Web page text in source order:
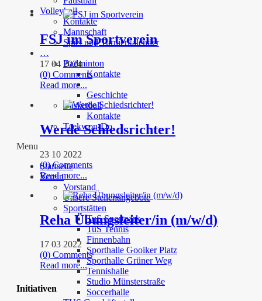
Volleyball
Kontakte
Mannschaft
Spiel und Turnierkalender
…
Badminton
Kontakte
Geschichte
Basketball
Kontakte
Taekwon-Do
Menu
Startseite
Verein
Vorstand
Unsere Stellenangebote
Sportstätten
TuS Sportpark
TuS Tennis
Finnenbahn
Sporthalle Gooiker Platz
Sporthalle Grüner Weg
Tennishalle
Studio Münsterstraße
Soccerhalle
FSJ im Sportverein
17 04 2024
(0) Comments
Read more...
Werde Schiedsrichter!
23 10 2022
(0) Comments
Read more...
Reha Übungsleiter/in (m/w/d)
17 03 2022
(0) Comments
Read more...
Initiativen